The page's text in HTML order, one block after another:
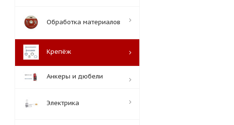
Обработка материалов
Крепёж
Анкеры и дюбели
Электрика